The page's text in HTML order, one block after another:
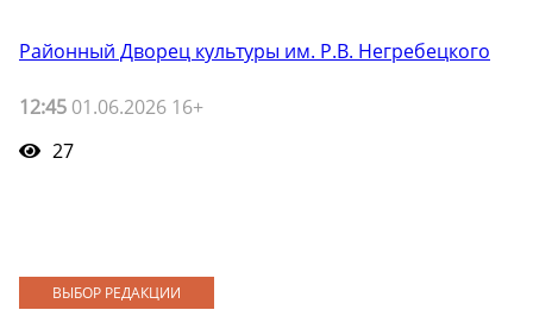
Районный Дворец культуры им. Р.В. Негребецкого
12:45 01.06.2026 16+
27
ВЫБОР РЕДАКЦИИ